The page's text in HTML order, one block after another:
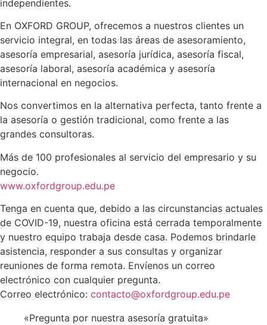
independientes.
En OXFORD GROUP, ofrecemos a nuestros clientes un
servicio integral, en todas las áreas de asesoramiento,
asesoría empresarial, asesoría jurídica, asesoría fiscal,
asesoría laboral, asesoría académica y asesoría
internacional en negocios.
Nos convertimos en la alternativa perfecta, tanto frente a
la asesoría o gestión tradicional, como frente a las
grandes consultoras.
Más de 100 profesionales al servicio del empresario y su
negocio.
www.oxfordgroup.edu.pe
Tenga en cuenta que, debido a las circunstancias actuales
de COVID-19, nuestra oficina está cerrada temporalmente
y nuestro equipo trabaja desde casa. Podemos brindarle
asistencia, responder a sus consultas y organizar
reuniones de forma remota. Envíenos un correo
electrónico con cualquier pregunta.
Correo electrónico: contacto@oxfordgroup.edu.pe
«Pregunta por nuestra asesoría gratuita»